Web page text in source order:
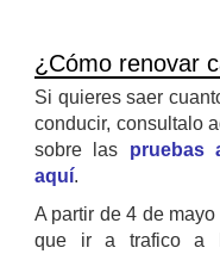
¿Cómo renovar
Si quieres saer
conducir, consultalo
sobre las pruebas
aquí.
A partir de 4 de
que ir a trafico a